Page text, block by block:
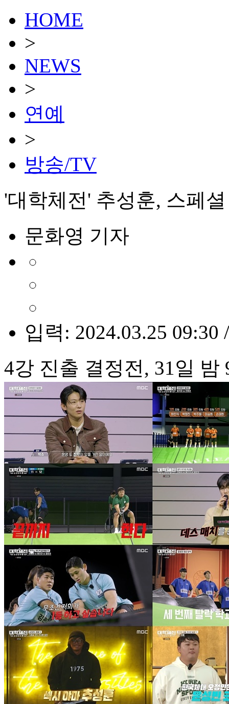
HOME
>
NEWS
>
연예
>
방송/TV
'대학체전' 추성훈, 스페
문화영 기자
입력: 2024.03.25 09:30
4강 진출 결정전, 31일 밤